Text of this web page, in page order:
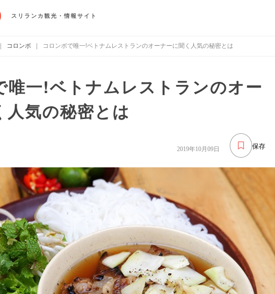
スリランカ観光・情報サイト
| コロンボ | コロンボで唯一!ベトナムレストランのオーナーに聞く人気の秘密とは
唯一!ベトナムレストランのオー
人気の秘密とは
保存
2019年10月09日